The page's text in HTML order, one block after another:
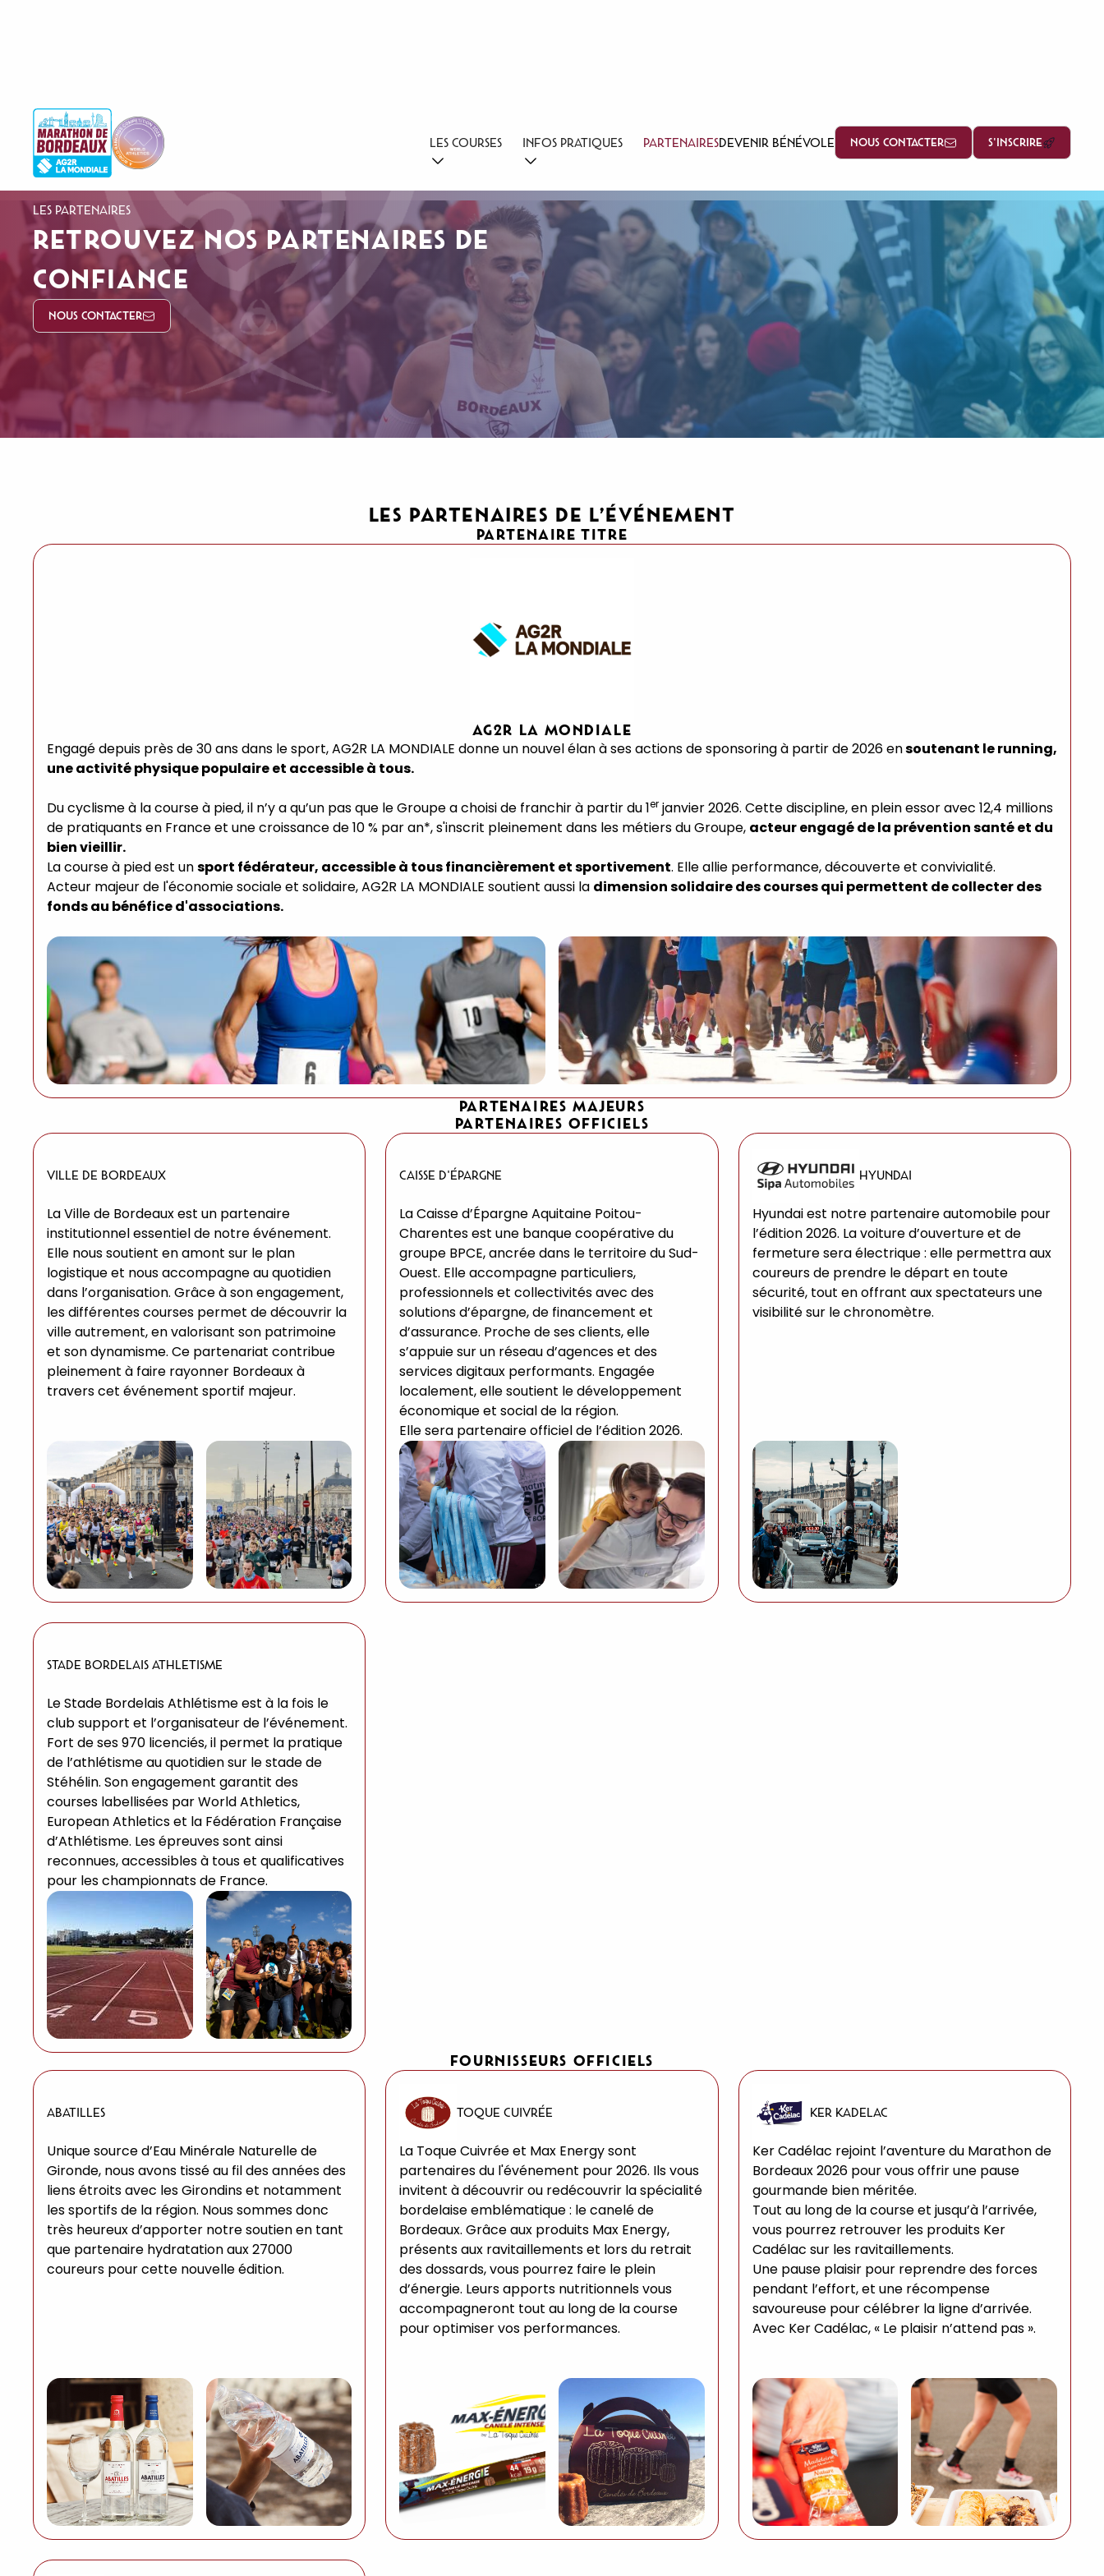
LES COURSES INFOS PRATIQUES PARTENAIRESDEVENIR BÉNÉVOLE NOUS CONTACTER S'INSCRIRE
LES PARTENAIRES
RETROUVEZ NOS PARTENAIRES DE
CONFIANCE
NOUS CONTACTER
LES PARTENAIRES DE L’ÉVÉNEMENT
PARTENAIRE TITRE
AG2R LA MONDIALE
Engagé depuis près de 30 ans dans le sport, AG2R LA MONDIALE donne un nouvel élan à ses actions de sponsoring à partir de 2026 ensoutenant le running,
une activité physique populaire et accessible à tous.
Du cyclisme à la course à pied, il n’y a qu’un pas que le Groupe a choisi de franchir à partir du 1er janvier 2026. Cette discipline, en plein essor avec 12,4 millions
de pratiquants en France et une croissance de 10 % par an*, s'inscrit pleinement dans les métiers du Groupe, acteur engagé de la prévention santé et du
bien vieillir.
La course à pied est unsport fédérateur, accessible à tous financièrement et sportivement. Elle allie performance, découverte et convivialité.
Acteur majeur de l'économie sociale et solidaire, AG2R LA MONDIALE soutient aussi la dimension solidaire des courses qui permettent de collecter des
fonds au bénéfice d'associations.
PARTENAIRES MAJEURS
PARTENAIRES OFFICIELS
VILLE DE BORDEAUX
La Ville de Bordeaux est un partenaire
institutionnel essentiel de notre événement.
Elle nous soutient en amont sur le plan
logistique et nous accompagne au quotidien
dans l’organisation. Grâce à son engagement,
les différentes courses permet de découvrir la
ville autrement, en valorisant son patrimoine
et son dynamisme. Ce partenariat contribue
pleinement à faire rayonner Bordeaux à
travers cet événement sportif majeur.
CAISSE D'ÉPARGNE
La Caisse d’Épargne Aquitaine Poitou-
Charentes est une banque coopérative du
groupe BPCE, ancrée dans le territoire du Sud-
Ouest. Elle accompagne particuliers,
professionnels et collectivités avec des
solutions d’épargne, de financement et
d’assurance. Proche de ses clients, elle
s’appuie sur un réseau d’agences et des
services digitaux performants. Engagée
localement, elle soutient le développement
économique et social de la région.
Elle sera partenaire officiel de l’édition 2026.
HYUNDAI
Hyundai est notre partenaire automobile pour
l’édition 2026. La voiture d’ouverture et de
fermeture sera électrique : elle permettra aux
coureurs de prendre le départ en toute
sécurité, tout en offrant aux spectateurs une
visibilité sur le chronomètre.
STADE BORDELAIS ATHLETISME
Le Stade Bordelais Athlétisme est à la fois le
club support et l’organisateur de l’événement.
Fort de ses 970 licenciés, il permet la pratique
de l’athlétisme au quotidien sur le stade de
Stéhélin. Son engagement garantit des
courses labellisées par World Athletics,
European Athletics et la Fédération Française
d’Athlétisme. Les épreuves sont ainsi
reconnues, accessibles à tous et qualificatives
pour les championnats de France.
FOURNISSEURS OFFICIELS
ABATILLES
Unique source d’Eau Minérale Naturelle de
Gironde, nous avons tissé au fil des années des
liens étroits avec les Girondins et notamment
les sportifs de la région. Nous sommes donc
très heureux d’apporter notre soutien en tant
que partenaire hydratation aux 27000
coureurs pour cette nouvelle édition.
TOQUE CUIVRÉE
La Toque Cuivrée et Max Energy sont
partenaires du l'événement pour 2026. Ils vous
invitent à découvrir ou redécouvrir la spécialité
bordelaise emblématique : le canelé de
Bordeaux. Grâce aux produits Max Energy,
présents aux ravitaillements et lors du retrait
des dossards, vous pourrez faire le plein
d’énergie. Leurs apports nutritionnels vous
accompagneront tout au long de la course
pour optimiser vos performances.
KER KADELAC
Ker Cadélac rejoint l’aventure du Marathon de
Bordeaux 2026 pour vous offrir une pause
gourmande bien méritée.
Tout au long de la course et jusqu’à l’arrivée,
vous pourrez retrouver les produits Ker
Cadélac sur les ravitaillements.
Une pause plaisir pour reprendre des forces
pendant l’effort, et une récompense
savoureuse pour célébrer la ligne d’arrivée.
Avec Ker Cadélac, « Le plaisir n’attend pas ».